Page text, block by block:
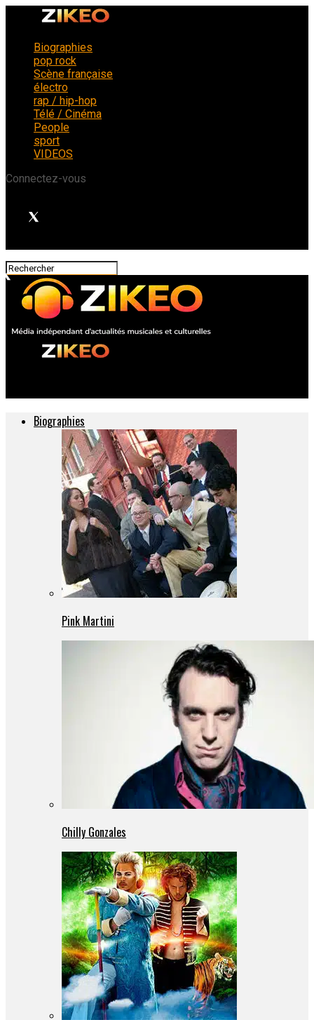
Biographies
pop rock
Scène française
électro
rap / hip-hop
Télé / Cinéma
People
sport
VIDEOS
Connectez-vous
Biographies
Pink Martini
Chilly Gonzales